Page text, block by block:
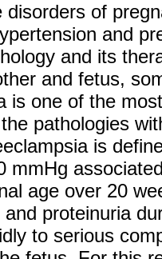
disorders of
and
and its
and fetus,
is one of the
pathologies
is
mmHg
age over 20
proteinuria
to serious